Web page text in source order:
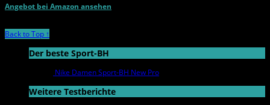
Angebot bei Amazon ansehen
Back to Top ↑
Der beste Sport-BH
Nike Damen Sport-BH New Pro
Weitere Testberichte